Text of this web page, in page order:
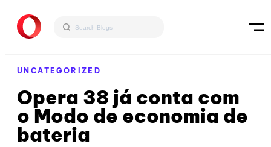
UNCATEGORIZED
Opera 38 já conta com
o Modo de economia de
bateria